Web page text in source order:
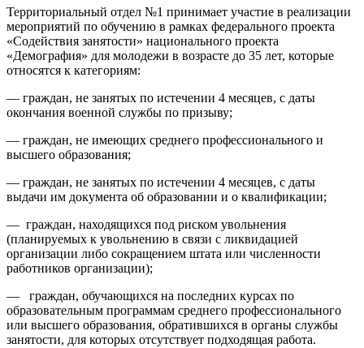
Территориальный отдел №1 принимает участие в реализации
мероприятий по обучению в рамках федерального проекта
«Содействия занятости» национального проекта
«Демография» для молодежи в возрасте до 35 лет, которые
относятся к категориям:
— граждан, не занятых по истечении 4 месяцев, с даты
окончания военной службы по призыву;
— граждан, не имеющих среднего профессионального и
высшего образования;
— граждан, не занятых по истечении 4 месяцев, с даты
выдачи им документа об образовании и о квалификации;
— граждан, находящихся под риском увольнения
(планируемых к увольнению в связи с ликвидацией
организации либо сокращением штата или численности
работников организации);
— граждан, обучающихся на последних курсах по
образовательным программам среднего профессионального
или высшего образования, обратившихся в органы службы
занятости, для которых отсутствует подходящая работа.